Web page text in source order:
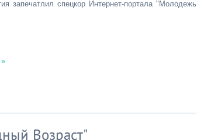
запечатлил спецкор Интернет-портала "Молодежь
Возраст"